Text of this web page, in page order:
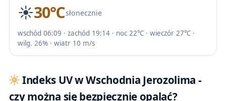
☀️30℃słonecznie
wschód 06:09 · zachód 19:14 · noc 22℃ · wieczór 27℃ ·
wilg. 26% · wiatr 10 m/s
Indeks UV w Wschodnia Jerozolima -
czy można się bezpiecznie opalać?